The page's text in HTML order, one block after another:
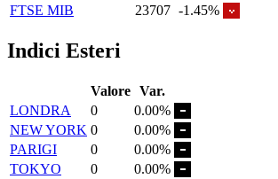
FTSE MIB
23707 -1.45%
Indici Esteri
Valore Var.
LONDRA
0
0.00%
NEW YORK 0
0.00%
PARIGI
0
0.00%
TOKYO
0
0.00%